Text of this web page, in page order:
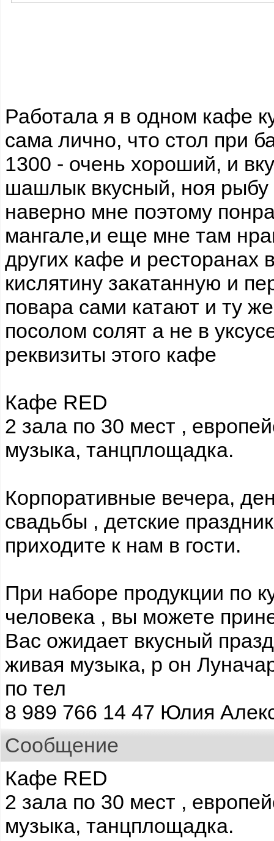
Работала я в одном кафе
сама лично, что стол при
1300 - очень хороший, и
шашлык вкусный, ноя
наверно мне поэтому
мангале,и еще мне там
других кафе и ресторанах
кислятину закатанную и
повара сами катают и ту
посолом солят а не в
реквизиты этого кафе
Кафе RED
2 зала по 30 мест ,
музыка, танцплощадка.
Корпоративные вечера,
свадьбы , детские
приходите к нам в гости.
При наборе продукции по
человека , вы можете
Вас ожидает вкусный
живая музыка, р он
по тел
8 989 766 14 47 Юлия
Сообщение
Кафе RED
2 зала по 30 мест ,
музыка, танцплощадка.